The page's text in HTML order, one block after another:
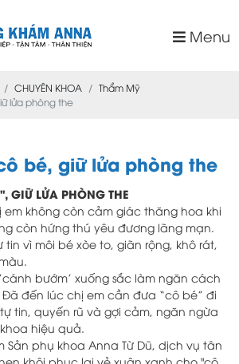
Menu
CHUYÊN KHOA
Thẩm Mỹ
lửa phòng the
bé, giữ lửa phòng the
GIỮ LỬA PHÒNG THE
em không còn cảm giác thăng hoa khi
còn hứng thú yêu đương lãng mạn.
tin vì môi bé xòe to, giãn rộng, khô rát,
bướm' xuống sắc làm ngăn cách
đến lúc chị em cần đưa “cô bé” đi
tin, quyến rũ và gợi cảm, ngăn ngừa
hiệu quả.
Sản phụ khoa Anna Từ Dũ, dịch vụ tân